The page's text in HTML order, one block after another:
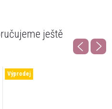
ještě
Výprodej